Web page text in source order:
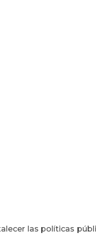
las políticas